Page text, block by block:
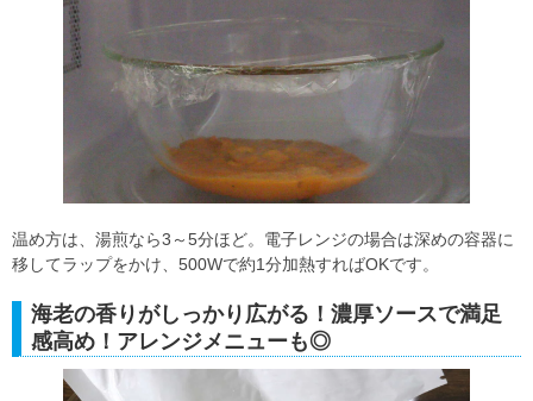
温め方は、湯煎なら3～5分ほど。電子レンジの場合は深めの容器に
移してラップをかけ、500Wで約1分加熱すればOKです。
海老の香りがしっかり広がる！濃厚ソースで満足
感高め！アレンジメニューも◎